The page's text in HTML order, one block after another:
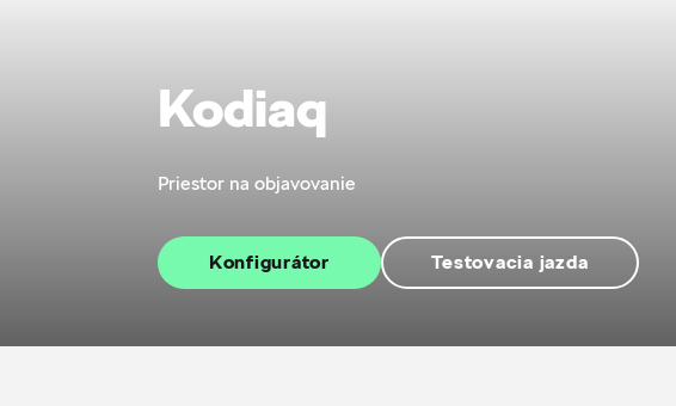
Kodiaq
Priestor na objavovanie
Konfigurátor Testovacia jazda